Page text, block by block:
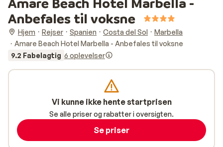
Anbefales til voksne
Hjem Rejser Spanien Costa del Sol
Marbella
Amare Beach Hotel Marbella - Anbefales til voksne
9.2 Fabelagtig 6 oplevelser
Vi kunne ikke hente startprisen
Se alle priser og rabatter i oversigten.
Se priser